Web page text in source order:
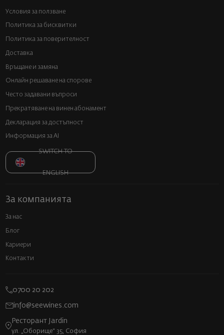
Условия за ползване
Политика за бисквитки
Политика за поверителност
Доставка
Връщане и замяна
Онлайн решаване на спорове
Често задавани въпроси
Прекратяване на винен абонамент
Декларация за достъпност
Информация за AI
SWITCH TO
ENGLISH
За компанията
За нас
Блог
Кариери
Контакти
0700 20 202
info@seewines.com
Ресторант Jardin
ул. „Оборище“ 35, София